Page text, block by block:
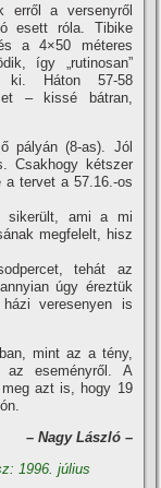
erről a versenyről
esett róla. Tibike
a 4×50 méteres
í­gy „rutinosan”
ki. Háton 57-58
– kissé bátran,
pályán (8-as). Jól
Csakhogy kétszer
a tervet a 57.16.-os
sikerült, ami a mi
megfelelt, hisz
tehát az
úgy éreztük
veresenyen is
mint az a tény,
eseményről. A
azt is, hogy 19
– Nagy László –
1996. július